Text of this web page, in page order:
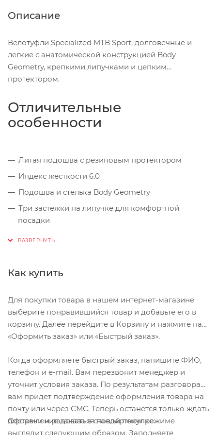
Описание
Велотуфли Specialized MTB Sport, долговечные и
легкие с анатомической конструкцией Body
Geometry, крепкими липучками и цепким
протектором.
Отличительные
особенности
Литая подошва с резиновым протектором
Индекс жесткости 6.0
Подошва и стелька Body Geometry
Три застежки на липучке для комфортной
посадки
с большинством МТБ-педалей
Как купить
Для покупки товара в нашем интернет-магазине
выберите понравившийся товар и добавьте его в
корзину. Далее перейдите в Корзину и нажмите на
«Оформить заказ» или «Быстрый заказ».
Когда оформляете быстрый заказ, напишите ФИО,
телефон и e-mail. Вам перезвонит менеджер и
уточнит условия заказа. По результатам разговора
вам придет подтверждение оформления товара на
почту или через СМС. Теперь останется только ждать
доставки и радоваться новой покупке.
Оформление заказа в стандартном режиме
выглядит следующим образом. Заполняете